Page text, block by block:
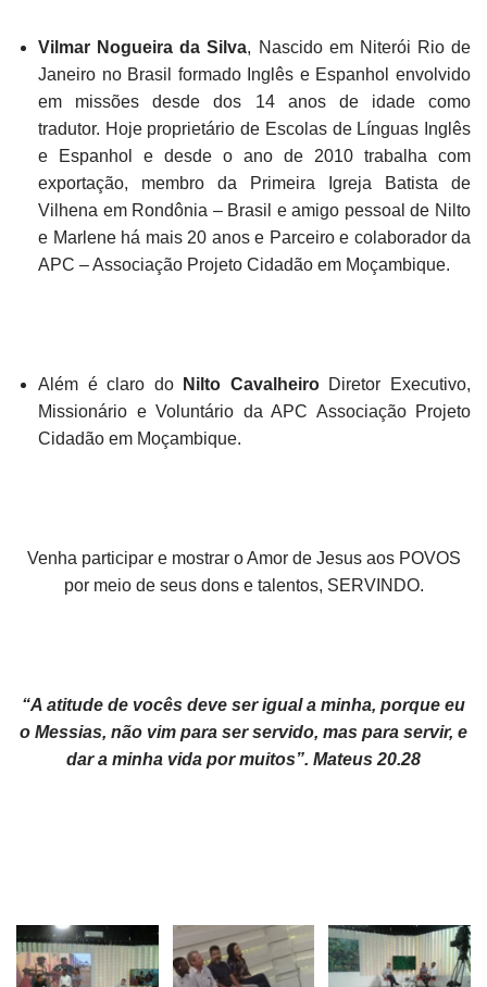
Vilmar Nogueira da Silva, Nascido em Niterói Rio de
Janeiro no Brasil formado Inglês e Espanhol envolvido
em missões desde dos 14 anos de idade como
tradutor. Hoje proprietário de Escolas de Línguas Inglês
e Espanhol e desde o ano de 2010 trabalha com
exportação, membro da Primeira Igreja Batista de
Vilhena em Rondônia – Brasil e amigo pessoal de Nilto
e Marlene há mais 20 anos e Parceiro e colaborador da
APC – Associação Projeto Cidadão em Moçambique.
Além é claro do Nilto CavalheiroDiretor Executivo,
Missionário e Voluntário da APC Associação Projeto
Cidadão em Moçambique.
Venha participar e mostrar o Amor de Jesus aos POVOS
por meio de seus dons e talentos, SERVINDO.
“A atitude de vocês deve ser igual a minha, porque eu
o Messias, não vim para ser servido, mas para servir, e
dar a minha vida por muitos”. Mateus 20.28